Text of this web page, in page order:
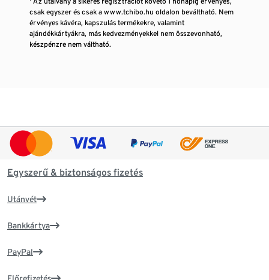
csak egyszer és csak a www.tchibo.hu oldalon beváltható. Nem
érvényes kávéra, kapszulás termékekre, valamint
ajándékkártyákra, más kedvezményekkel nem összevonható,
készpénzre nem váltható.
Egyszerű & biztonságos fizetés
Utánvét
Bankkártya
PayPal
Előrefizetés